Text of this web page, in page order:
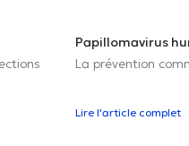
Papillomavirus
La prévention
Lire l'article complet